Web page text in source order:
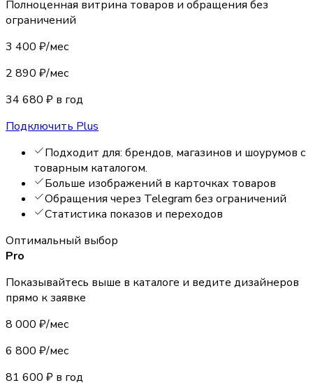
Полноценная витрина товаров и обращения без
ограничений
3 400 ₽/мес
2 890 ₽/мес
34 680 ₽ в год
Подключить Plus
Подходит для: брендов, магазинов и шоурумов с
товарным каталогом.
Больше изображений в карточках товаров
Обращения через Telegram без ограничений
Статистика показов и переходов
Оптимальный выбор
Pro
Показывайтесь выше в каталоге и ведите дизайнеров
прямо к заявке
8 000 ₽/мес
6 800 ₽/мес
81 600 ₽ в год